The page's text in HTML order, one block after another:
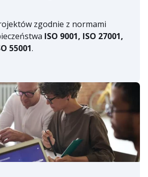
zgodnie z normami
ISO 9001, ISO 27001,
55001.